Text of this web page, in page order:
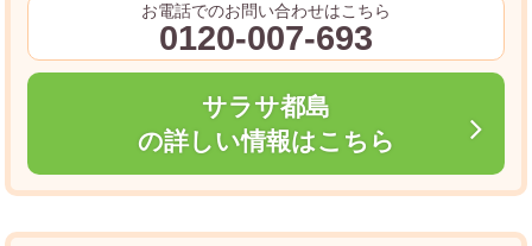
お電話でのお問い合わせはこちら
0120-007-693
サラサ都島
の詳しい情報はこちら